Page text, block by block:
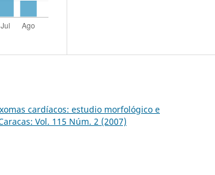
cardíacos: estudio morfológico e
Vol. 115 Núm. 2 (2007)